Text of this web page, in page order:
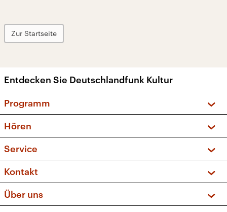
Zur Startseite
Entdecken Sie Deutschlandfunk Kultur
Programm
Sendungen und Podcasts
Musikliste
Kakadu – Das Kinderprogramm
Hören
Frequenzen (UKW + DAB+)
Service
FAQ
Apps
Newsletter
Kontakt
Social Media
Über uns